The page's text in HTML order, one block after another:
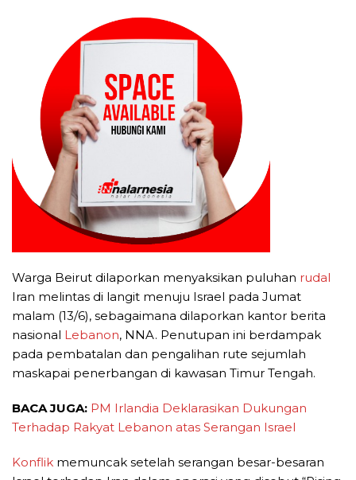
Warga Beirut dilaporkan menyaksikan puluhan rudal
Iran melintas di langit menuju Israel pada Jumat
malam (13/6), sebagaimana dilaporkan kantor berita
nasional Lebanon, NNA. Penutupan ini berdampak
pada pembatalan dan pengalihan rute sejumlah
maskapai penerbangan di kawasan Timur Tengah.
BACA JUGA: PM Irlandia Deklarasikan Dukungan
Terhadap Rakyat Lebanon atas Serangan Israel
Konflik memuncak setelah serangan besar-besaran